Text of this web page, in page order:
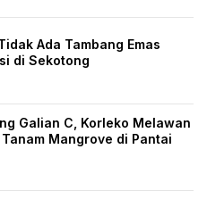
Ada Tambang Emas
di Sekotong
Galian C, Korleko Melawan
Tanam Mangrove di Pantai